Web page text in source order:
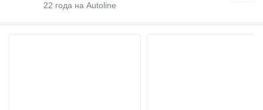
22 года на Autoline